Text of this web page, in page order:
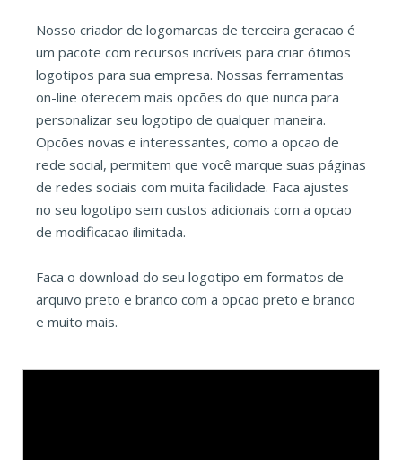
Nosso criador de logomarcas de terceira geracao é
um pacote com recursos incríveis para criar ótimos
logotipos para sua empresa. Nossas ferramentas
on-line oferecem mais opcões do que nunca para
personalizar seu logotipo de qualquer maneira.
Opcões novas e interessantes, como a opcao de
rede social, permitem que você marque suas páginas
de redes sociais com muita facilidade. Faca ajustes
no seu logotipo sem custos adicionais com a opcao
de modificacao ilimitada.
Faca o download do seu logotipo em formatos de
arquivo preto e branco com a opcao preto e branco
e muito mais.